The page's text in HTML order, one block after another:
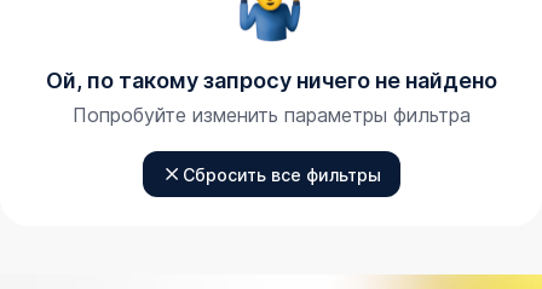
Ой, по такому запросу ничего не найдено
Попробуйте изменить параметры фильтра
Сбросить все фильтры